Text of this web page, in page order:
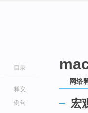
目录
释义
例句
网络
宏